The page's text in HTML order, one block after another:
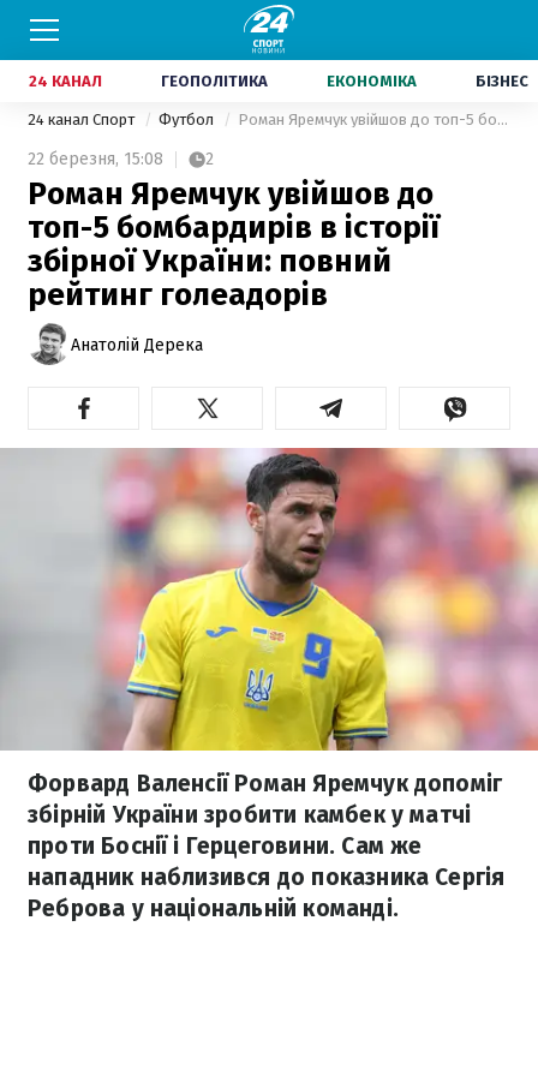
24 КАНАЛ ГЕОПОЛІТИКА ЕКОНОМІКА БІЗНЕС
24 канал Спорт Футбол Роман Яремчук увійшов до топ-5 бомбардирів в історії збірної України: повний рейтинг голеадорів
22 березня, 15:08 2
Роман Яремчук увійшов до
топ-5 бомбардирів в історії
збірної України: повний
рейтинг голеадорів
Анатолій Дерека
Форвард Валенсії Роман Яремчук допоміг
збірній України зробити камбек у матчі
проти Боснії і Герцеговини. Сам же
нападник наблизився до показника Сергія
Реброва у національній команді.